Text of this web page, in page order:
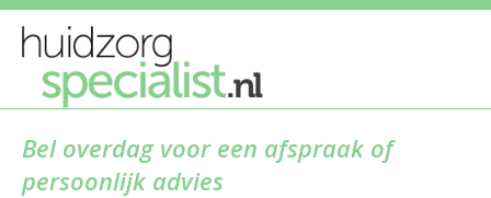
Bel overdag voor een afspraak of
persoonlijk advies